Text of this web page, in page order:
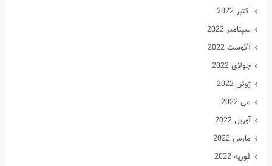
اکتبر 2022
سپتامبر 2022
آگوست 2022
جولای 2022
ژوئن 2022
می 2022
آوریل 2022
مارس 2022
فوریه 2022